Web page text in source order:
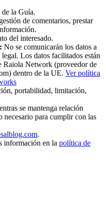
la Guía.
de comentarios, prestar
del interesado.
No se comunicarán los datos a
Los datos facilitados están
Raiola Network (proveedor de
dentro de la UE. Ver política
portabilidad, limitación,
se mantenga relación
necesario para cumplir con las
.
información en la política de